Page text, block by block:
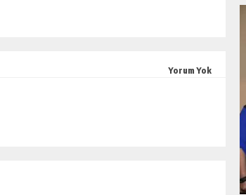
Yorum Yok